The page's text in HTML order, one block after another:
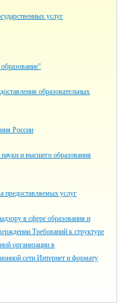
услуг
образовательных
России
и высшего образования
предоставляемых услуг
в сфере образования и
Требований к структуре
организации в
сети Интернет и формату